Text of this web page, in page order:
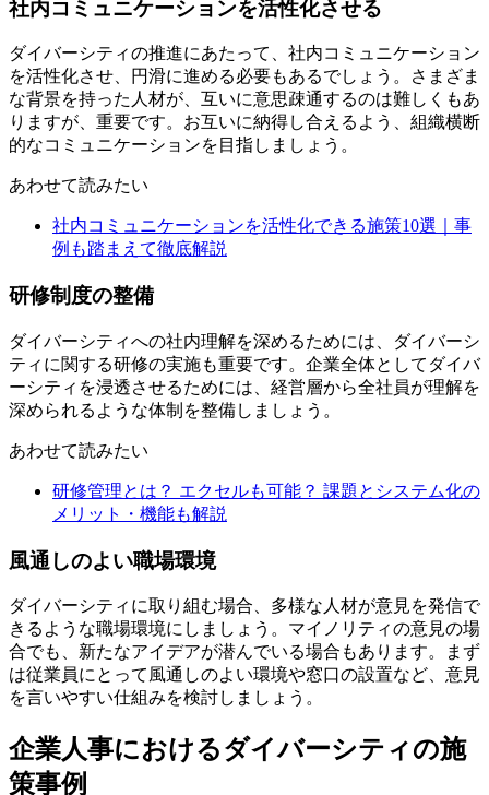
社内コミュニケーションを活性化させる
ダイバーシティの推進にあたって、社内コミュニケーション
を活性化させ、円滑に進める必要もあるでしょう。さまざま
な背景を持った人材が、互いに意思疎通するのは難しくもあ
りますが、重要です。お互いに納得し合えるよう、組織横断
的なコミュニケーションを目指しましょう。
あわせて読みたい
社内コミュニケーションを活性化できる施策10選｜事
例も踏まえて徹底解説
研修制度の整備
ダイバーシティへの社内理解を深めるためには、ダイバーシ
ティに関する研修の実施も重要です。企業全体としてダイバ
ーシティを浸透させるためには、経営層から全社員が理解を
深められるような体制を整備しましょう。
あわせて読みたい
研修管理とは？ エクセルも可能？ 課題とシステム化の
メリット・機能も解説
風通しのよい職場環境
ダイバーシティに取り組む場合、多様な人材が意見を発信で
きるような職場環境にしましょう。マイノリティの意見の場
合でも、新たなアイデアが潜んでいる場合もあります。まず
は従業員にとって風通しのよい環境や窓口の設置など、意見
を言いやすい仕組みを検討しましょう。
企業人事におけるダイバーシティの施
策事例